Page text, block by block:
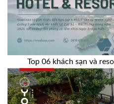
Top 06 khách sạn và